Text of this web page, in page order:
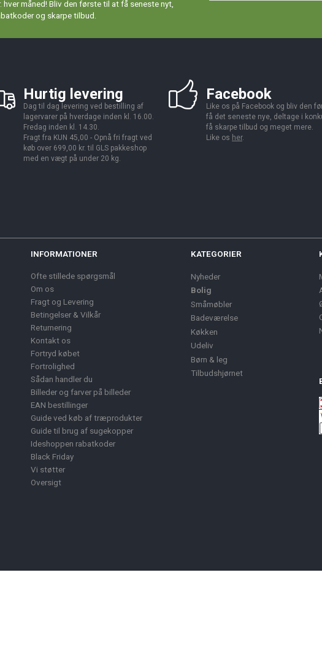
måned! Bliv den første til at få seneste nyt,
og skarpe tilbud.
Hurtig levering
Dag til dag levering ved bestilling af
lagervarer på hverdage inden kl. 16.00.
Fredag inden kl. 14.30.
Fragt fra KUN 45,00 - Opnå fri fragt ved
køb over 699,00 kr. til GLS pakkeshop
med en vægt på under 20 kg.
Facebook
Like os på Facebook og bliv den
få det seneste nye, deltage i
få skarpe tilbud og meget mere.
Like os her.
INFORMATIONER
Ofte stillede spørgsmål
Om os
Fragt og Levering
Betingelser & Vilkår
Returnering
Kontakt os
Fortryd købet
Fortrolighed
Sådan handler du
Billeder og farver på billeder
EAN bestillinger
Guide ved køb af træprodukter
Guide til brug af sugekopper
Ideshoppen rabatkoder
Black Friday
Vi støtter
Oversigt
KATEGORIER
Nyheder
Bolig
Småmøbler
Badeværelse
Køkken
Udeliv
Børn & leg
Tilbudshjørnet